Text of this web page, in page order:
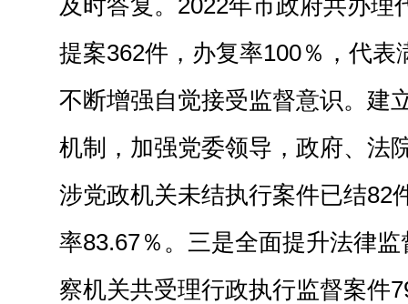
及时答复 。 2022年市政府共办理
提案362件，办复率100％，代表
不断增强自觉接受监督意识。 建
机制，加强党委领导 ， 政府、 法
涉党政机关未结执行案件已结82
率83.67％。 三是全面提升法律监
察机关共受理行政执行监督案件